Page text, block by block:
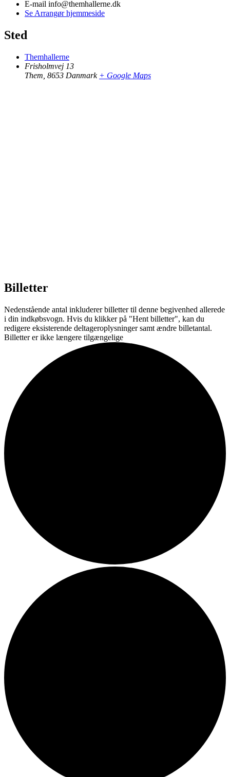
E-mail info@themhallerne.dk
Se Arrangør hjemmeside
Sted
Themhallerne
Frisholmvej 13
Them 8653 Danmark + Google Maps
Billetter
Nedenstående antal inkluderer billetter til denne begivenhed allerede
i din indkøbsvogn. Hvis du klikker på "Hent billetter", kan du
redigere eksisterende deltageroplysninger samt ændre billetantal.
Billetter er ikke længere tilgængelige